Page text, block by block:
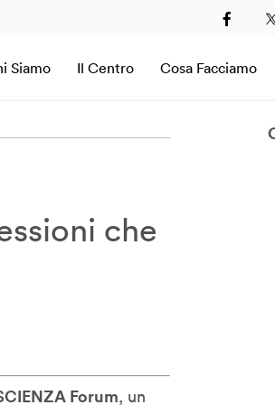
Siamo Il Centro Cosa Facciamo
2019
che
Forum, un